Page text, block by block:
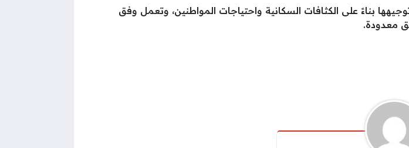
بناءً على الكثافات السكانية واحتياجات المواطنين، وتعمل وفق
معدودة.